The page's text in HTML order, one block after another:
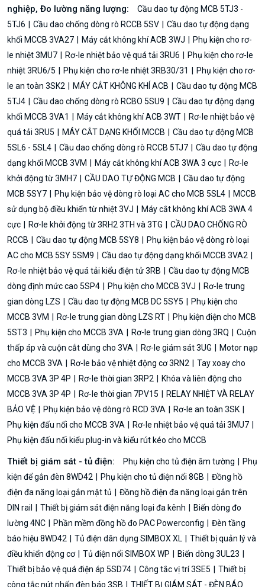
nghiệp, Đo lường năng lượng:
Cầu dao tự động MCB 5TJ3 -
5TJ6
Cầu dao chống dòng rò RCCB 5SV
Cầu dao tự động dạng
khối MCCB 3VA27
Máy cắt không khí ACB 3WJ
Phụ kiện cho rơ-
le nhiệt 3MU7
Rơ-le nhiệt bảo vệ quá tải 3RU6
Phụ kiện cho rơ-le
nhiệt 3RU6/5
Phụ kiện cho rơ-le nhiệt 3RB30/31
Phụ kiện cho rơ-
le an toàn 3SK2
MÁY CẮT KHÔNG KHÍ ACB
Cầu dao tự động MCB
5TJ4
Cầu dao chống dòng rò RCBO 5SU9
Cầu dao tự động dạng
khối MCCB 3VA1
Máy cắt không khí ACB 3WT
Rơ-le nhiệt bảo vệ
quá tải 3RU5
MÁY CẮT DẠNG KHỐI MCCB
Cầu dao tự động MCB
5SL6 - 5SL4
Cầu dao chống dòng rò RCCB 5TJ7
Cầu dao tự động
dạng khối MCCB 3VM
Máy cắt không khí ACB 3WA 3 cực
Rơ-le
khởi động từ 3MH7
CẦU DAO TỰ ĐỘNG MCB
Cầu dao tự động
MCB 5SY7
Phụ kiện bảo vệ dòng rò loại AC cho MCB 5SL4
MCCB
sử dụng bộ điều khiển từ nhiệt 3VJ
Máy cắt không khí ACB 3WA 4
cực
Rơ-le khởi động từ 3RH2 3TH và 3TG
CẦU DAO CHỐNG RÒ
RCCB
Cầu dao tự động MCB 5SY8
Phụ kiện bảo vệ dòng rò loại
AC cho MCB 5SY 5SM9
Cầu dao tự động dạng khối MCCB 3VA2
Rơ-le nhiệt bảo vệ quá tải kiểu điện tử 3RB
Cầu dao tự động MCB
dòng định mức cao 5SP4
Phụ kiện cho MCCB 3VJ
Rơ-le trung
gian dòng LZS
Cầu dao tự động MCB DC 5SY5
Phụ kiện cho
MCCB 3VM
Rơ-le trung gian dòng LZS RT
Phụ kiện điện cho MCB
5ST3
Phụ kiện cho MCCB 3VA Rơ-le trung gian dòng 3RQ
Cuộn
thấp áp và cuộn cắt dùng cho 3VA
Rơ-le giám sát 3UG
Motor nạp
cho MCCB 3VA
Rơ-le bảo vệ nhiệt động cơ 3RN2
Tay xoay cho
MCCB 3VA 3P 4P
Rơ-le thời gian 3RP2
Khóa và liên động cho
MCCB 3VA 3P 4P
Rơ-le thời gian 7PV15
RELAY NHIỆT VÀ RELAY
BẢO VỆ
Phụ kiện bảo vệ dòng rò RCD 3VA
Rơ-le an toàn 3SK
Phụ kiện đấu nối cho MCCB 3VA
Rơ-le nhiệt bảo vệ quá tải 3MU7
Phụ kiện đấu nối kiểu plug-in và kiểu rút kéo cho MCCB
Thiết bị giám sát - tủ điện: Phụ kiện cho tủ điện âm tường
Phụ
kiện để gắn đèn 8WD42
Phụ kiện cho tủ điện nổi 8GB
Đồng hồ
điện đa năng loại gắn mặt tủ
Đồng hồ điện đa năng loại gắn trên
DIN rail
Thiết bị giám sát điện năng loại đa kênh
Biến dòng đo
lường 4NC
Phần mềm đồng hồ đo PAC Powerconfig
Đèn tầng
báo hiệu 8WD42
Tủ điện dân dụng SIMBOX XL
Thiết bị quản lý và
điều khiển động cơ
Tủ điện nổi SIMBOX WP
Biến dòng 3UL23
Thiết bị bảo vệ quá điện áp 5SD74
Công tắc vị trí 3SE5
Thiết bị
công tắc nút nhấn đèn báo 3SB
THIẾT BỊ GIÁM SÁT - ĐÈN BÁO